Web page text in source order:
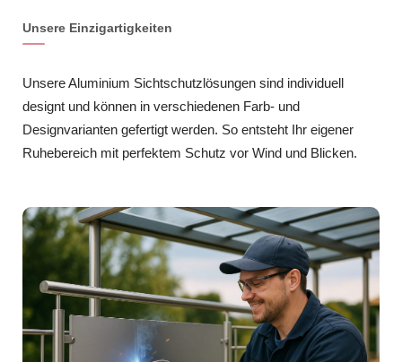
Unsere Einzigartigkeiten
Unsere Aluminium Sichtschutzlösungen sind individuell
designt und können in verschiedenen Farb- und
Designvarianten gefertigt werden. So entsteht Ihr eigener
Ruhebereich mit perfektem Schutz vor Wind und Blicken.